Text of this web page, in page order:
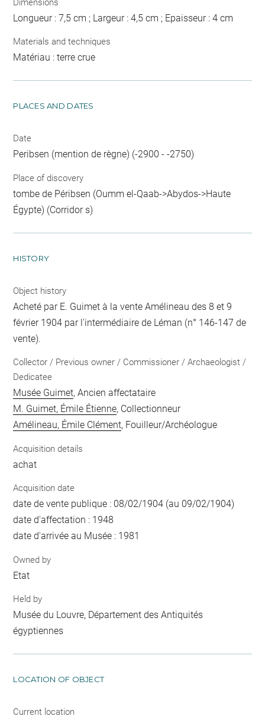
Dimensions
Longueur : 7,5 cm ; Largeur : 4,5 cm ; Epaisseur : 4 cm
Materials and techniques
Matériau : terre crue
PLACES AND DATES
Date
Peribsen (mention de règne) (-2900 - -2750)
Place of discovery
tombe de Péribsen (Oumm el-Qaab->Abydos->Haute
Égypte) (Corridor s)
HISTORY
Object history
Acheté par E. Guimet à la vente Amélineau des 8 et 9
février 1904 par l'intermédiaire de Léman (n° 146-147 de
vente).
Collector / Previous owner / Commissioner / Archaeologist /
Dedicatee
Musée Guimet, Ancien affectataire
M. Guimet, Émile Étienne, Collectionneur
Amélineau, Émile Clément, Fouilleur/Archéologue
Acquisition details
achat
Acquisition date
date de vente publique : 08/02/1904 (au 09/02/1904)
date d'affectation : 1948
date d'arrivée au Musée : 1981
Owned by
Etat
Held by
Musée du Louvre, Département des Antiquités
égyptiennes
LOCATION OF OBJECT
Current location